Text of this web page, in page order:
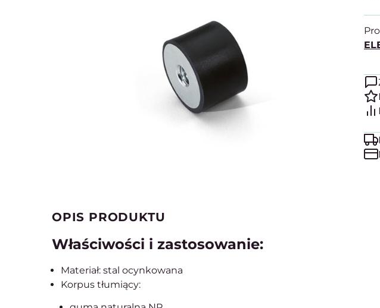
OPIS PRODUKTU
Właściwości i zastosowanie:
Materiał: stal ocynkowana
Korpus tłumiący: